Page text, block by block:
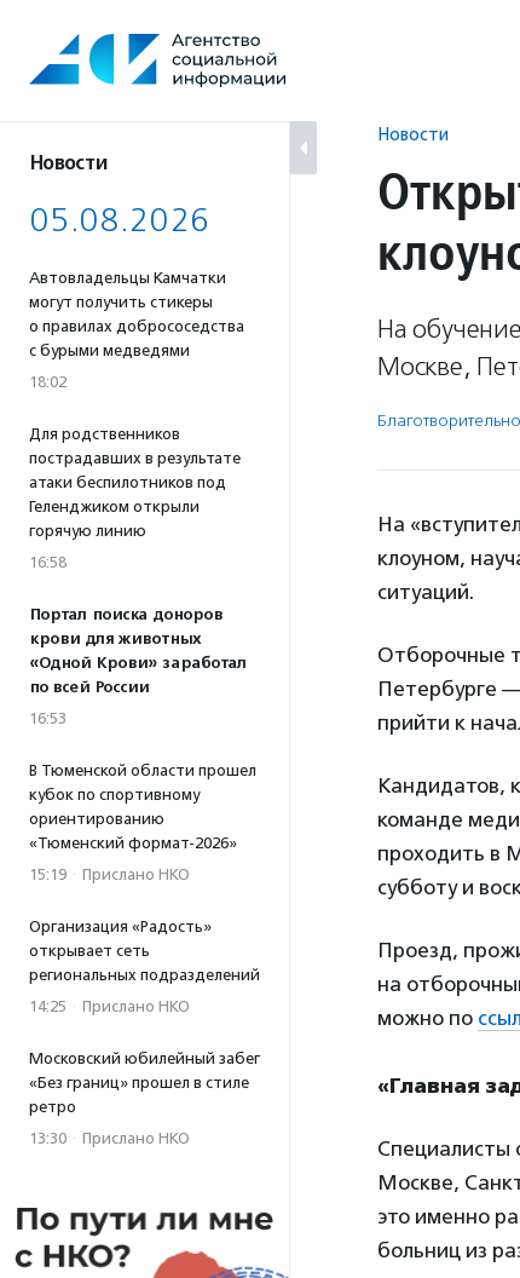
содержанию
Новости
05.08.2026
Автовладельцы Камчатки
могут получить стикеры
о правилах добрососедства
с бурыми медведями
18:02
Для родственников
пострадавших в результате
атаки беспилотников под
Геленджиком открыли
горячую линию
16:58
Портал поиска доноров
крови для животных
«Одной Крови» заработал
по всей России
16:53
В Тюменской области прошел
кубок по спортивному
ориентированию
«Тюменский формат-2026»
15:19 · Прислано НКО
Организация «Радость»
открывает сеть
региональных подразделений
14:25 · Прислано НКО
Московский юбилейный забег
«Без границ» прошел в стиле
ретро
13:30 · Прислано НКО
Новости
На
Москве,
На
клоуном,
ситуаций.
Отборочные
Петербурге
прийти к
Кандидатов,
команде
проходить в
субботу и
Проезд,
на
можно по
«Главная
Специалисты
Москве,
это именно
больниц из